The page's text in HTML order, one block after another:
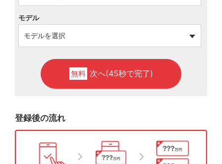
モデル
無料 次へ(45秒で完了)
登録後の流れ